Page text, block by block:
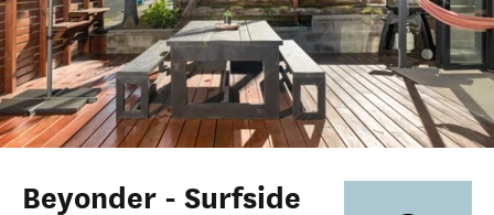
Beyonder - Surfside